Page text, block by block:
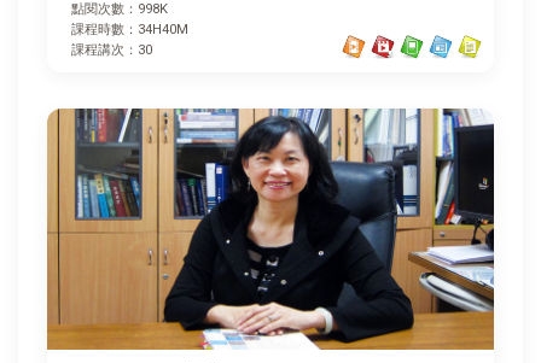
點閱次數：998K
課程時數：34H40M
課程講次：30